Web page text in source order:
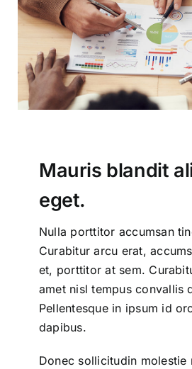
Mauris blandit
eget.
Nulla porttitor accumsan
Curabitur arcu erat,
et, porttitor at sem.
amet nisl tempus convallis
Pellentesque in ipsum id
dapibus.
Donec sollicitudin molestie